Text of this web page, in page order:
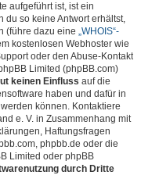
aufgeführt ist, ist ein
du so keine Antwort erhältst,
(führe dazu eine „WHOIS“-
kostenlosen Webhoster wie
oder den Abuse-Kontakt
Limited (phpBB.com)
keinen Einfluss auf die
haben und dafür in
können. Kontaktiere
e. V. in Zusammenhang mit
Haftungsfragen
phpbb.de oder die
Limited oder phpBB
durch Dritte